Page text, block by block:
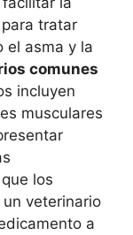
tratar
el asma y la
comunes
incluyen
musculares
los
veterinario
a